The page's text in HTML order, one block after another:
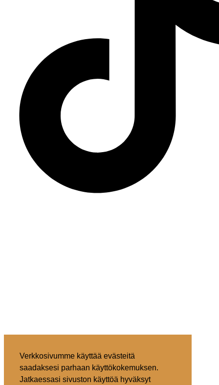
Verkkosivumme käyttää evästeitä
saadaksesi parhaan käyttökokemuksen.
Jatkaessasi sivuston käyttöä hyväksyt